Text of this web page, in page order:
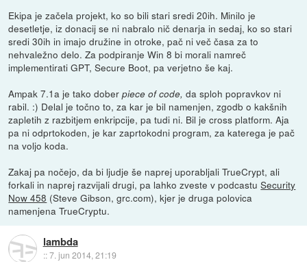
Ekipa je začela projekt, ko so bili stari sredi 20ih. Minilo je
desetletje, iz donacij se ni nabralo nič denarja in sedaj, ko so stari
sredi 30ih in imajo družine in otroke, pač ni več časa za to
nehvaležno delo. Za podpiranje Win 8 bi morali namreč
implementirati GPT, Secure Boot, pa verjetno še kaj.
Ampak 7.1a je tako doberpiece of code, da sploh popravkov ni
rabil. :) Delal je točno to, za kar je bil namenjen, zgodb o kakšnih
zapletih z razbitjem enkripcije, pa tudi ni. Bil je cross platform. Aja
pa ni odprtokoden, je kar zaprtokodni program, za katerega je pač
na voljo koda.
Zakaj pa nočejo, da bi ljudje še naprej uporabljali TrueCrypt, ali
forkali in naprej razvijali drugi, pa lahko zveste v podcastuSecurity
Now 458 (Steve Gibson, grc.com), kjer je druga polovica
namenjena TrueCryptu.
lambda
::7. jun 2014, 21:19